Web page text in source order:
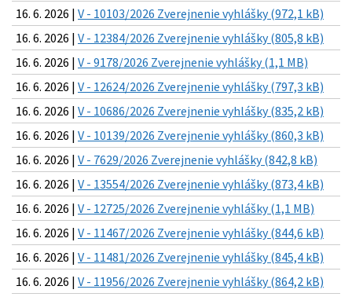
16. 6. 2026 | V - 10103/2026 Zverejnenie vyhlášky (972,1 kB)
16. 6. 2026 | V - 12384/2026 Zverejnenie vyhlášky (805,8 kB)
16. 6. 2026 | V - 9178/2026 Zverejnenie vyhlášky (1,1 MB)
16. 6. 2026 | V - 12624/2026 Zverejnenie vyhlášky (797,3 kB)
16. 6. 2026 | V - 10686/2026 Zverejnenie vyhlášky (835,2 kB)
16. 6. 2026 | V - 10139/2026 Zverejnenie vyhlášky (860,3 kB)
16. 6. 2026 | V - 7629/2026 Zverejnenie vyhlášky (842,8 kB)
16. 6. 2026 | V - 13554/2026 Zverejnenie vyhlášky (873,4 kB)
16. 6. 2026 | V - 12725/2026 Zverejnenie vyhlášky (1,1 MB)
16. 6. 2026 | V - 11467/2026 Zverejnenie vyhlášky (844,6 kB)
16. 6. 2026 | V - 11481/2026 Zverejnenie vyhlášky (845,4 kB)
16. 6. 2026 | V - 11956/2026 Zverejnenie vyhlášky (864,2 kB)